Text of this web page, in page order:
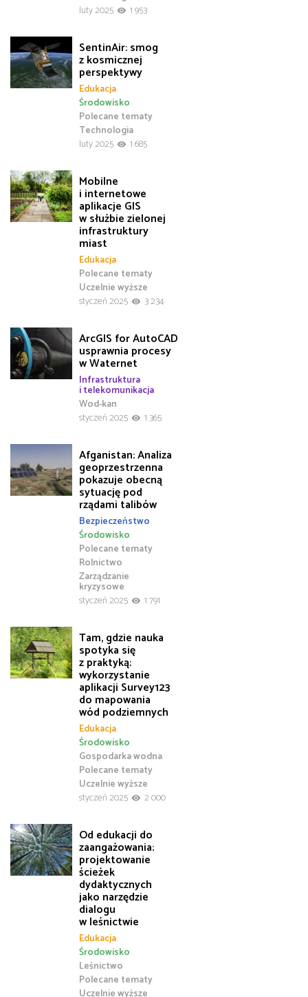
luty 2025
1 953
SentinAir: smog
z kosmicznej
perspektywy
Edukacja
Polecane tematy
Środowisko
Technologia
luty 2025
1 685
Mobilne
i internetowe
aplikacje GIS
w służbie zielonej
infrastruktury
miast
Edukacja
Polecane tematy
Uczelnie wyższe
styczeń 2025
3 234
ArcGIS for AutoCAD
usprawnia procesy
w Waternet
Infrastruktura
i telekomunikacja
Wod-kan
styczeń 2025
1 365
Afganistan: Analiza
geoprzestrzenna
pokazuje obecną
sytuację pod
rządami talibów
Bezpieczeństwo
Polecane tematy
Rolnictwo
Środowisko
Zarządzanie
kryzysowe
styczeń 2025
1 791
Tam, gdzie nauka
spotyka się
z praktyką:
wykorzystanie
aplikacji Survey123
do mapowania
wód podziemnych
Edukacja
Gospodarka wodna
Polecane tematy
Środowisko
Uczelnie wyższe
styczeń 2025
2 000
Od edukacji do
zaangażowania:
projektowanie
ścieżek
dydaktycznych
jako narzędzie
dialogu
w leśnictwie
Edukacja
Leśnictwo
Polecane tematy
Środowisko
Uczelnie wyższe